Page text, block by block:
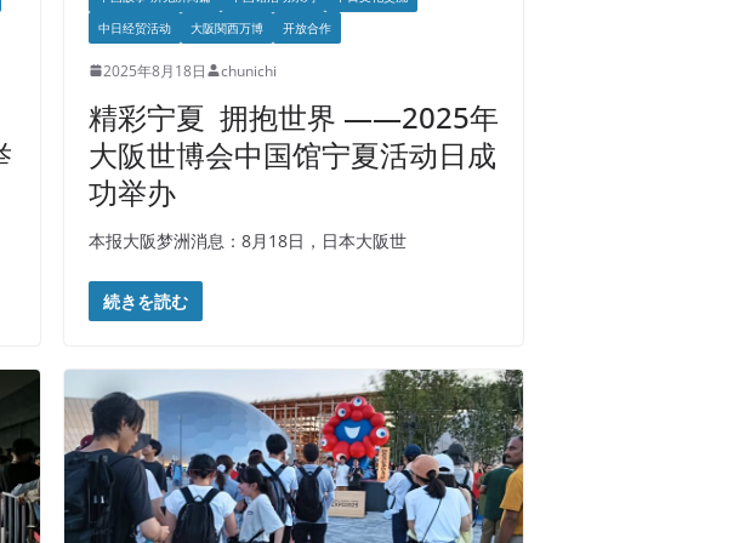
中日经贸活动
大阪関西万博 开放合作
2025年8月18日 chunichi
精彩宁夏 拥抱世界 ——2025年
大阪世博会中国馆宁夏活动日成
功举办
本报大阪梦洲消息：8月18日，日本大阪世
続きを読む